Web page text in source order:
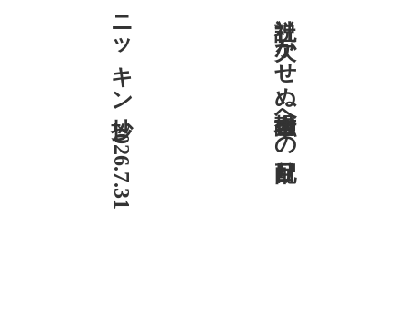
ニッキン抄 2026.7.31 社説 欠かせぬ金融市場への目配り